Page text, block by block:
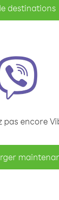
destinations
pas encore